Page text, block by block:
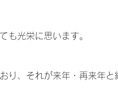
も光栄に思います。
り、それが来年・再来年と